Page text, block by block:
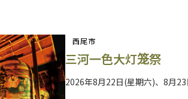
西尾市
三河一色大灯笼祭
2026年8月22日(星期六)、8月